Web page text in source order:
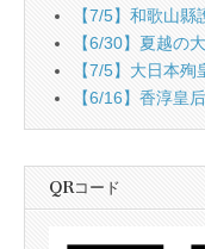
【7/5】和歌山
【6/30】夏越の
【7/5】大日本
【6/16】香淳皇
QRコード